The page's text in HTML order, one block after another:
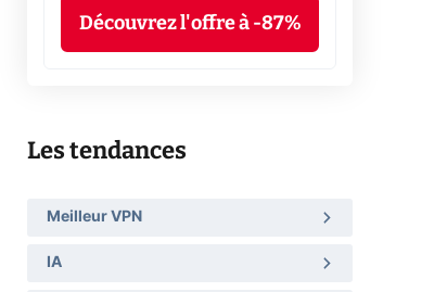
Découvrez l'offre à -87%
Les tendances
Meilleur VPN
IA